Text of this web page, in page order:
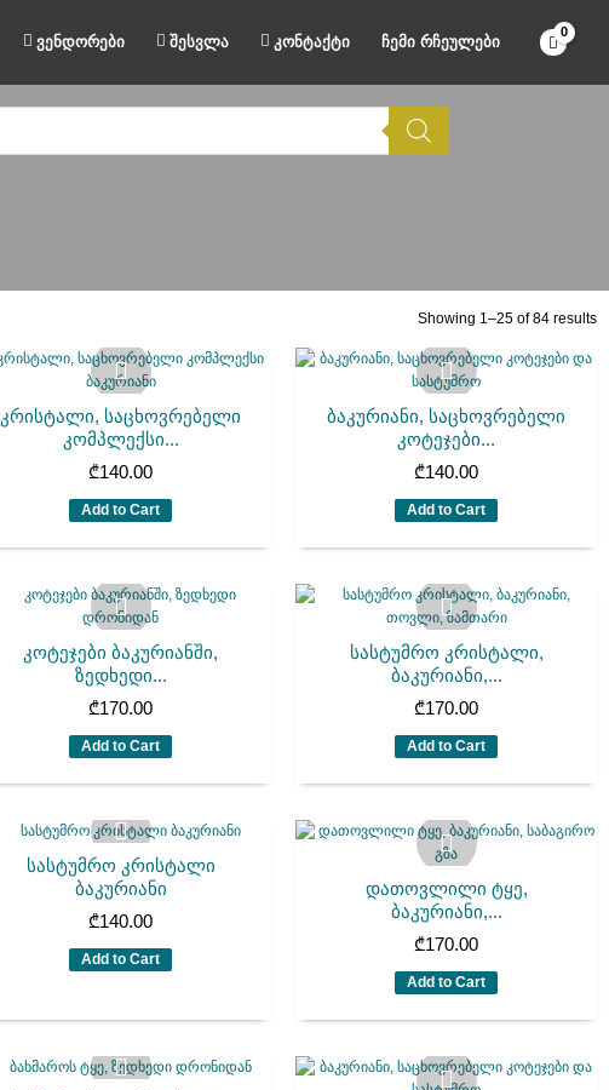
ვენდორები შესვლა კონტაქტი ჩემი რჩეულები
Showing 1–25 of 84 results
კრისტალი, საცხოვრებელი
კომპლექსი...
₾140.00
Add to Cart
ბაკურიანი, საცხოვრებელი
კოტეჯები...
₾140.00
Add to Cart
კოტეჯები ბაკურიანში,
ზედხედი...
₾170.00
Add to Cart
სასტუმრო კრისტალი,
ბაკურიანი,...
₾170.00
Add to Cart
სასტუმრო კრისტალი
ბაკურიანი
₾140.00
Add to Cart
დათოვლილი ტყე,
ბაკურიანი,...
₾170.00
Add to Cart